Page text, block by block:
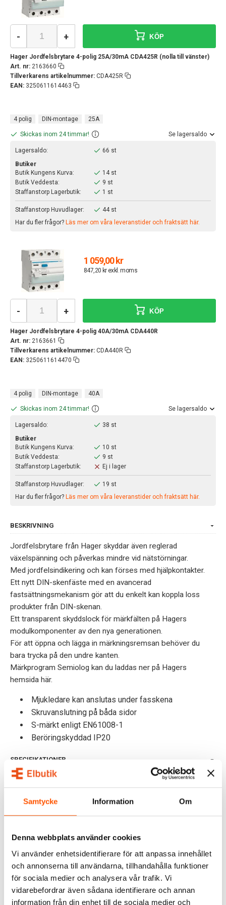
Samtycke Information Om
Denna webbplats använder cookies
Vi använder enhetsidentifierare för att anpassa innehållet
och annonserna till användarna, tillhandahålla funktioner
för sociala medier och analysera vår trafik. Vi
vidarebefordrar även sådana identifierare och annan
information från din enhet till de sociala medier och
Hager Jordfelsbrytare 4-polig 25A/30mA CDA425R (nolla till vänster)
Art. nr: 2163660
Tillverkarens artikelnummer: CDA425R
EAN: 3250611614463
- + KÖP
4 polig DIN-montage 25A
Skickas inom 24 timmar! Se lagersaldo
Lagersaldo:
66 st
Butiker
Butik Kungens Kurva:
14 st
Butik Veddesta:
9 st
Staffanstorp Lagerbutik:
1 st
Staffanstorp Huvudlager:
44 st
Har du fler frågor? Läs mer om våra leveranstider och fraktsätt här.
1 059,00 kr
847,20 kr exkl. moms
Hager Jordfelsbrytare 4-polig 40A/30mA CDA440R
Art. nr: 2163661
Tillverkarens artikelnummer: CDA440R
EAN: 3250611614470
- + KÖP
4 polig DIN-montage 40A
Skickas inom 24 timmar! Se lagersaldo
Lagersaldo:
38 st
Butiker
Butik Kungens Kurva:
10 st
Butik Veddesta:
9 st
Staffanstorp Lagerbutik:
Ej i lager
Staffanstorp Huvudlager:
19 st
Har du fler frågor? Läs mer om våra leveranstider och fraktsätt här.
BESKRIVNING
Jordfelsbrytare från Hager skyddar även reglerad
växelspänning och påverkas mindre vid nätstörningar.
Med jordfelsindikering och kan förses med hjälpkontakter.
Ett nytt DIN-skenfäste med en avancerad
fastsättningsmekanism gör att du enkelt kan koppla loss
produkter från DIN-skenan.
Ett transparent skyddslock för märkfälten på Hagers
modulkomponenter av den nya generationen.
För att öppna och lägga in märkningsremsan behöver du
bara trycka på den undre kanten.
Märkprogram Semiolog kan du laddas ner på Hagers
hemsida här.
Mjukledare kan anslutas under fasskena
Skruvanslutning på båda sidor
S-märkt enligt EN61008-1
Beröringskyddad IP20
SPECIFIKATIONER
DOKUMENT
OMDÖMEN
RELATERADE PRODUKTER